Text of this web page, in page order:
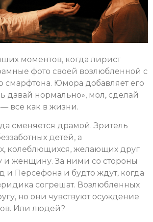
моментов, когда лирист
фото своей возлюбленной с
смарфтона. Юмора добавляет его
давай нормально», мол, сделай
все как в жизни.
сменяется драмой. Зритель
детей, а
колеблющихся, желающих друг
и женщину. За ними со стороны
и Персефона и будто ждут, когда
согрешат. Возлюбленных
но они чувствуют осуждение
Или людей?